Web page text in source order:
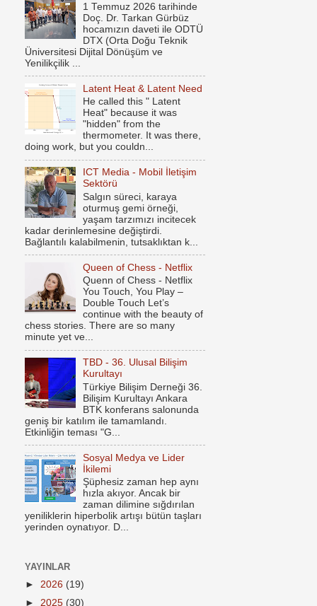
1 Temmuz 2026 tarihinde
Doç. Dr. Tarkan Gürbüz
hocamızın daveti ile ODTÜ
DTX (Orta Doğu Teknik
Üniversitesi Dijital Dönüşüm ve
Yenilikçilik ...
Latent Heat & Latent Need
He called this " Latent
Heat" because it was
"hidden" from the
thermometer. It was there,
doing work, but you couldn...
ICT Media - Mobil İletişim
Sektörü
Salgın süreci, karaya
oturmuş gemi örneği,
yaşam tarzımızı incitecek
kadar derinlemesine değiştirdi.
Bağlantılı kalabilmenin, tutsaklıktan k...
Queen of Chess - Netflix
Quenn of Chess - Netflix
You Touch, You Play –
Double Touch Let’s
continue with the beauty of
chess stories. There are so many
minute yet ve...
TBD - 36. Ulusal Bilişim
Kurultayı
Türkiye Bilişim Derneği 36.
Bilişim Kurultayı Ankara
BTK konferans salonunda
geniş bir katılım ile tamamlandı.
Etkinliğin teması "G...
Sosyal Medya ve Lider
İkilemi
Şüphesiz zaman hep aynı
hızla akıyor. Ancak bir
zaman dilimine sığdırılan
yeniliklerin hiperbolik artışı bütün taşları
yerinden oynatıyor. D...
YAYINLAR
► 2026 (19)
► 2025 (30)